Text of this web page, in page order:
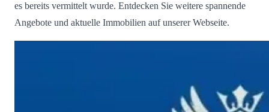
es bereits vermittelt wurde. Entdecken Sie weitere spannende
Angebote und aktuelle Immobilien auf unserer Webseite.